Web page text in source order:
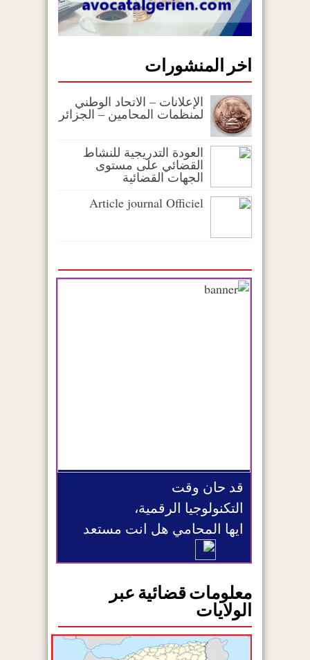
اخر المنشورات
الإعلانات – الاتحاد الوطني
لمنظمات المحامين – الجزائر
العودة التدريجية للنشاط
القضائي على مستوى
الجهات القضائية
Article journal Officiel
قد حان وقت
التكنولوجيا الرقمية،
ايها المحامي هل انت مستعد
معلومات قضائية عبر
الولايات